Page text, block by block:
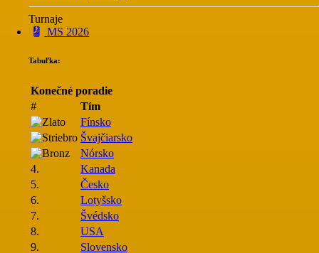
Turnaje
MS 2026
Tabuľka:
Konečné poradie
#
Tím
Fínsko
Švajčiarsko
Nórsko
4.
Kanada
5.
Česko
6.
Lotyšsko
7.
Švédsko
8.
USA
9.
Slovensko